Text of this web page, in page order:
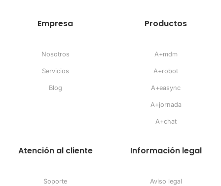
Empresa
Nosotros
Servicios
Blog
Productos
A+mdm
A+robot
A+easync
A+jornada
A+chat
Atención al cliente
Soporte
Información legal
Aviso legal